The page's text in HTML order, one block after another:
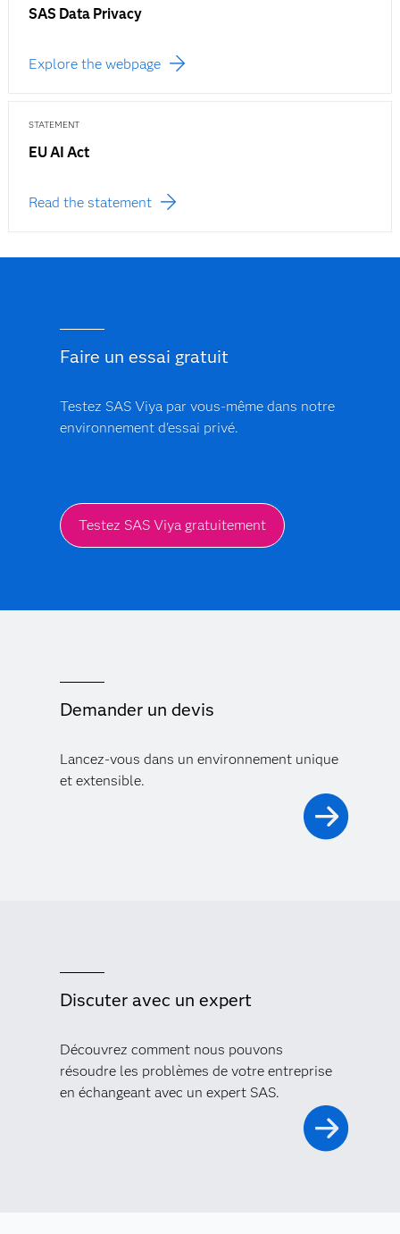
SAS Data Privacy
Explore the webpage
STATEMENT
EU AI Act
Read the statement
Faire un essai gratuit
Testez SAS Viya par vous-même dans notre
environnement d'essai privé.
Testez SAS Viya gratuitement
Demander un devis
Lancez-vous dans un environnement unique
et extensible.
Discuter avec un expert
Découvrez comment nous pouvons
résoudre les problèmes de votre entreprise
en échangeant avec un expert SAS.